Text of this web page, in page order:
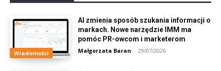
Wiadomości
AI zmienia sposób szukania informacji o
markach. Nowe narzędzie IMM ma
pomóc PR-owcom i marketerom
Małgorzata Baran - 29/07/2026